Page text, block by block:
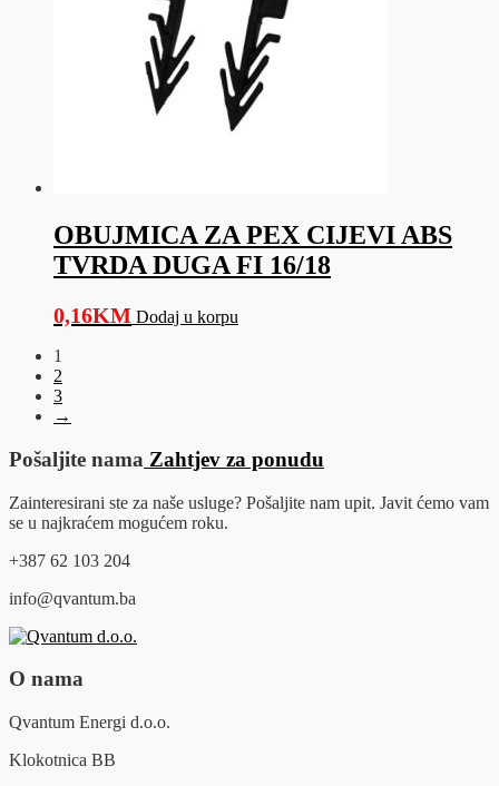
OBUJMICA ZA PEX CIJEVI ABS
TVRDA DUGA FI 16/18
0,16KM Dodaj u korpu
1
2
3
→
Pošaljite nama Zahtjev za ponudu
Zainteresirani ste za naše usluge? Pošaljite nam upit. Javit ćemo vam
se u najkraćem mogućem roku.
+387 62 103 204
info@qvantum.ba
O nama
Qvantum Energi d.o.o.
Klokotnica BB